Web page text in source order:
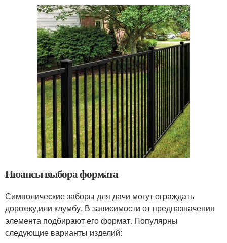
Нюансы выбора формата
Символические заборы для дачи могут ограждать
дорожку,или клумбу. В зависимости от предназначения
элемента подбирают его формат. Популярны
следующие варианты изделий: